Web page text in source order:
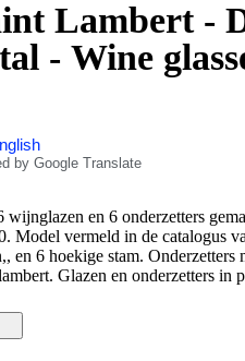
Lambert -
- Wine
by Google Translate
wijnglazen en 6 onderzetters
Model vermeld in de catalogus
stam. Onderzetters met floral motief met
Glazen en onderzetters